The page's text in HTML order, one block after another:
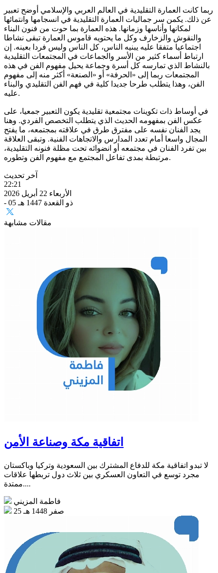
ربما كانت العمارة التقليدية في العالم العربي والإسلامي أوضح تعبير
عن ذلك. يكمن سر جماليات العمارة التقليدية في انسجامها وانتمائها
لمكانها وأناسها وزمانها. هذه العمارة بما حوت من فنون البناء
والنقوش والزخارف وكل ما يحتويه قاموس العمارة تبقى نشاطا
اجتماعيا متفقا عليه يبنيه الناس، كل الناس وليس فردا بعينه. إن
ارتباط أسماء كثير من الأسر والجماعات في المجتمعات التقليدية
بالنشاط الذي تمارسه كل أسرة وجماعة يحيل مفهوم الفن في هذه
المجتمعات ربما إلى «الحرفة» أو «الصنعة» أكثر منه إلى مفهوم
الفن، وهذا يتطلب طرحا جديدا كلية في فهم الفن التقليدي والبناء
عليه.
في أوساط ذات تكوينات مجتمعية تقليدية يكون التعبير جمعيا، على
عكس الفن بمفهومه الحديث الذي يتطلب التخصص الفردي. وهنا
يجد الفنان نفسه على مفترق طرق في علاقته بمجتمعه، ما يفتح
المجال واسعا أمام تعدد المدارس والاتجاهات الفنية. وتبقى العلاقة
بين تفرد الفنان في مجتمعه أو انضوائه تحت مظلة فنونه التقليدية،
مرتبطة بمدى تفاعل المجتمع مع مفهوم الفن وتطوره.
آخر تحديث
22:21
الأربعاء 22 أبريل 2026
- 05 ذو القعدة 1447 هـ
مقالات مشابهة
اتفاقية مكة وصناعة الأمن
لا تبدو اتفاقية مكة للدفاع المشترك بين السعودية وتركيا وباكستان
مجرد توسع في التعاون العسكري بين ثلاث دول تربطها علاقات
ممتدة....
فاطمة المزيني
25 صفر 1448 هـ